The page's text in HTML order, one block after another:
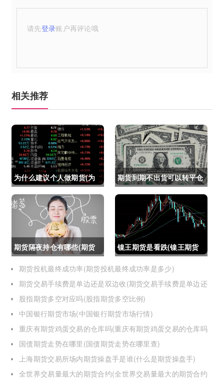
请先登录账户再评论哦
相关推荐
为什么建议个人做期货(为
什么建议个人做期货交易)
期货到期不出货可以转平仓
吗吗(期货如果到期不平仓
怎么办)
期货隔夜持仓有哪些(期货
隔夜持仓有哪些风险)
镍王期货是看跌(镍王期货
是看跌还是看涨)
期货投机最终成功率(期货投机最终成功率是多少)
期货交易手续费是单边还是双边收(期货交易手续费是单边还
股指期货多空对应吗(股指期货多空比例)
中国银行期货市场(中国银行期货市场行情)
重庆有期货鸡蛋交易的仓库吗(重庆有期货鸡蛋交易的仓库吗
国债期货走势在哪里(国债期货走势在哪里查)
上海期货交易所场内期货操盘手是谁(什么是期货操盘手)
全世界交易量最大的期货合约(全世界交易量最大的期货合约